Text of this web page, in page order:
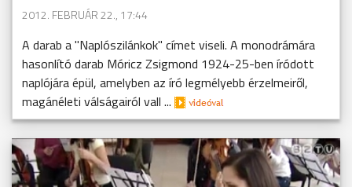
2012. FEBRUÁR 22., 17:44
A darab a "Naplószilánkok" címet viseli. A monodrámára
hasonlító darab Móricz Zsigmond 1924-25-ben íródott
naplójára épül, amelyben az író legmélyebb érzelmeiről,
magánéleti válságairól vall ...